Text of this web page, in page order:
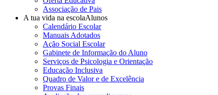
Associação de Pais
A tua vida na escolaAlunos
Calendário Escolar
Manuais Adotados
Ação Social Escolar
Gabinete de Informação do Aluno
Serviços de Psicologia e Orientação
Educação Inclusiva
Quadro de Valor e de Excelência
Provas Finais